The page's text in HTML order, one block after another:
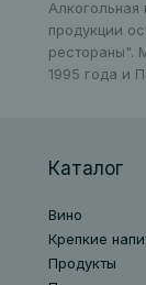
продукции
рестораны".
1995 года и
Каталог
Вино
Крепкие
Продукты